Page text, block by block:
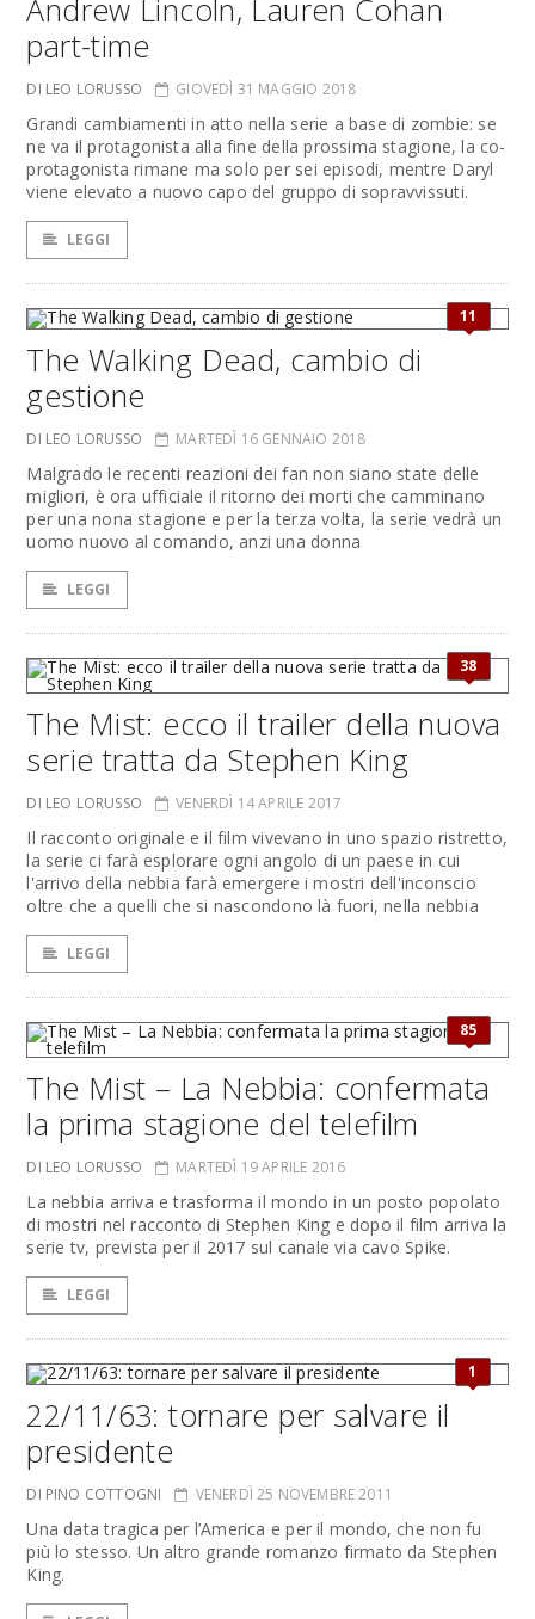
Andrew Lincoln, Lauren Cohan
part-time
DI LEO LORUSSO GIOVEDÌ 31 MAGGIO 2018
Grandi cambiamenti in atto nella serie a base di zombie: se
ne va il protagonista alla fine della prossima stagione, la co-
protagonista rimane ma solo per sei episodi, mentre Daryl
viene elevato a nuovo capo del gruppo di sopravvissuti.
LEGGI
11
The Walking Dead, cambio di
gestione
DI LEO LORUSSO MARTEDÌ 16 GENNAIO 2018
Malgrado le recenti reazioni dei fan non siano state delle
migliori, è ora ufficiale il ritorno dei morti che camminano
per una nona stagione e per la terza volta, la serie vedrà un
uomo nuovo al comando, anzi una donna
LEGGI
38
The Mist: ecco il trailer della nuova
serie tratta da Stephen King
DI LEO LORUSSO VENERDÌ 14 APRILE 2017
Il racconto originale e il film vivevano in uno spazio ristretto,
la serie ci farà esplorare ogni angolo di un paese in cui
l'arrivo della nebbia farà emergere i mostri dell'inconscio
oltre che a quelli che si nascondono là fuori, nella nebbia
LEGGI
85
The Mist – La Nebbia: confermata
la prima stagione del telefilm
DI LEO LORUSSO MARTEDÌ 19 APRILE 2016
La nebbia arriva e trasforma il mondo in un posto popolato
di mostri nel racconto di Stephen King e dopo il film arriva la
serie tv, prevista per il 2017 sul canale via cavo Spike.
LEGGI
1
22/11/63: tornare per salvare il
presidente
DI PINO COTTOGNI VENERDÌ 25 NOVEMBRE 2011
Una data tragica per l’America e per il mondo, che non fu
più lo stesso. Un altro grande romanzo firmato da Stephen
King.